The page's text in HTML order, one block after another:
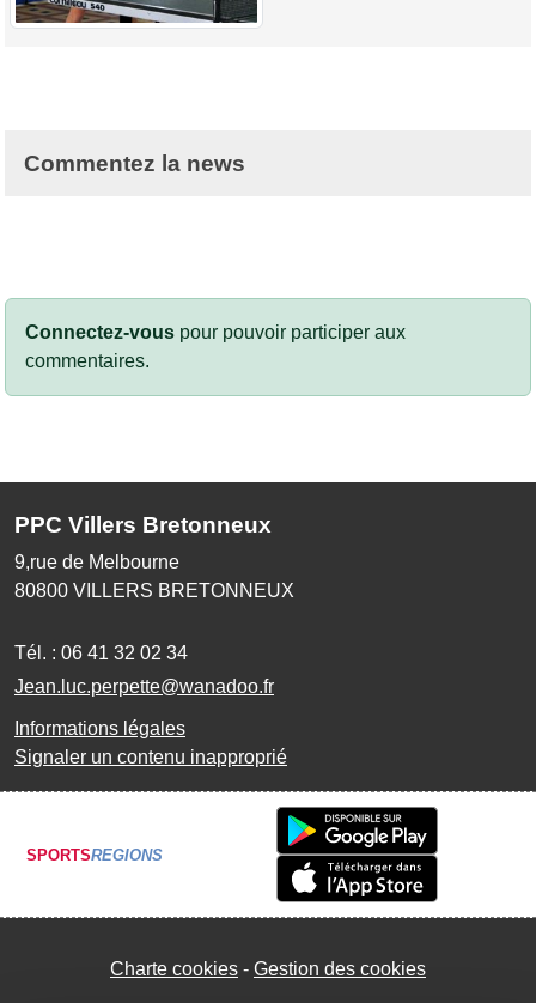
Commentez la news
Connectez-vous pour pouvoir participer aux
commentaires.
PPC Villers Bretonneux
9,rue de Melbourne
80800 VILLERS BRETONNEUX
Tél. : 06 41 32 02 34
Jean.luc.perpette@wanadoo.fr
Informations légales
Signaler un contenu inapproprié
SPORTSREGIONS
Charte cookies Gestion des cookies